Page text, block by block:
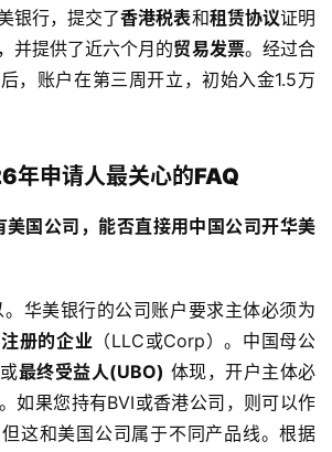
银行，提交了香港税表和租赁协议证明
并提供了近六个月的贸易发票。经过合
，账户在第三周开立，初始入金1.5万
年申请人最关心的FAQ
美国公司，能否直接用中国公司开华美
。华美银行的公司账户要求主体必须为
册的企业 （LLC或Corp）。中国母公
或最终受益人(UBO) 体现，开户主体必
如果您持有BVI或香港公司，则可以作
这和美国公司属于不同产品线。根据